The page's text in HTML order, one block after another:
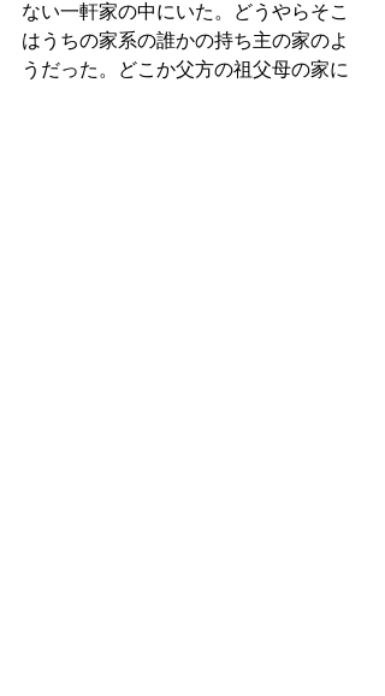
ない一軒家の中にいた。どうやらそこ
はうちの家系の誰かの持ち主の家のよ
うだった。どこか父方の祖父母の家に